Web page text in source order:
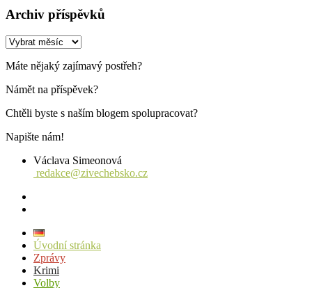
Archiv příspěvků
Archiv
Máte nějaký zajímavý postřeh?
Námět na příspěvek?
Chtěli byste s naším blogem spolupracovat?
Napište nám!
Václava Simeonová
redakce@zivechebsko.cz
Úvodní stránka
Zprávy
Krimi
Volby